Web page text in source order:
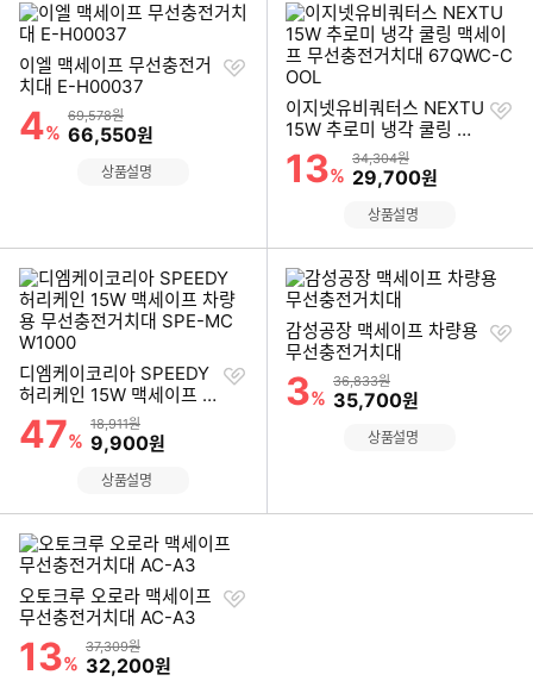
이엘 맥세이프 무선충전거
치대 E-H00037
할인률
4%
상품금액
69,578원
할인금액
66,550원
찜
상품설명
이지넷유비쿼터스 NEXTU
15W 추로미 냉각 쿨링 맥
세이프 무선충전거치대 67
QWC-COOL
할인률
13%
상품금액
34,304원
할인금액
29,700원
찜
상품설명
디엠케이코리아 SPEEDY
허리케인 15W 맥세이프 차
량용 무선충전거치대 SPE
-MCW1000
할인률
47%
상품금액
18,911원
할인금액
9,900원
찜
상품설명
감성공장 맥세이프 차량용
무선충전거치대
할인률
3%
상품금액
36,833원
할인금액
35,700원
찜
상품설명
오토크루 오로라 맥세이프
무선충전거치대 AC-A3
할인률
13%
상품금액
37,309원
할인금액
32,200원
찜